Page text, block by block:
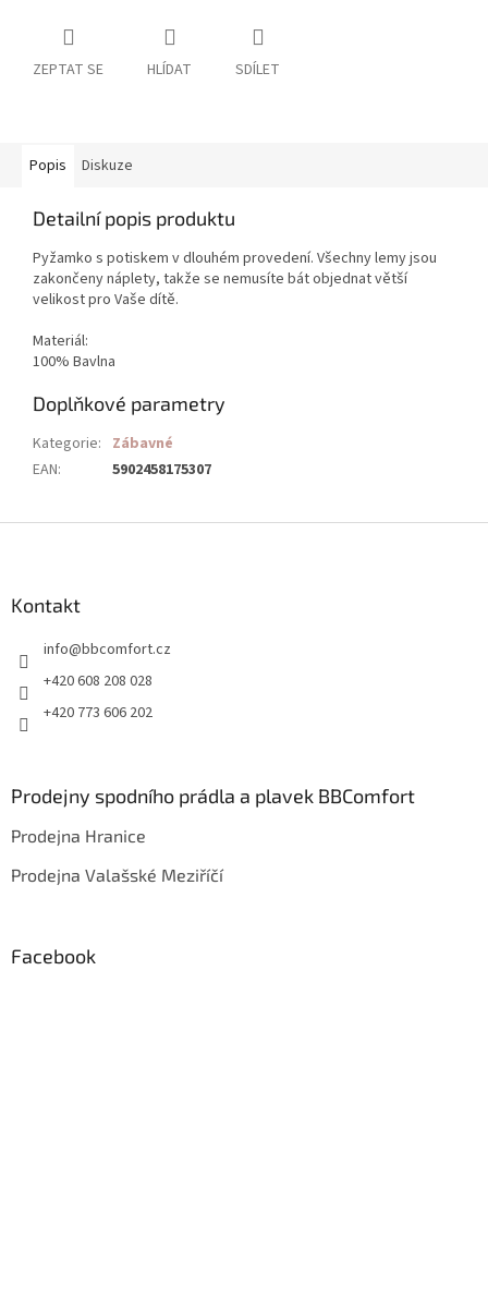
ZEPTAT SE HLÍDAT SDÍLET
Popis Diskuze
Detailní popis produktu
Pyžamko s potiskem v dlouhém provedení. Všechny lemy jsou
zakončeny náplety, takže se nemusíte bát objednat větší
velikost pro Vaše dítě.
Materiál:
100% Bavlna
Doplňkové parametry
Kategorie: Zábavné
EAN: 5902458175307
Kontakt
info@bbcomfort.cz
+420 608 208 028
+420 773 606 202
Prodejny spodního prádla a plavek BBComfort
Prodejna Hranice
Prodejna Valašské Meziříčí
Facebook